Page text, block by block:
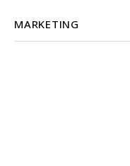
MARKETING